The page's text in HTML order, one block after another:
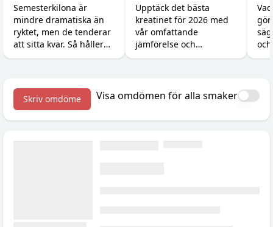
undviker du att lägga
på dig fett
Semesterkilona är
mindre dramatiska än
ryktet, men de tenderar
att sitta kvar. Så håller
du formen utan att
tillskotten som hjälper.
du behöver veta
Upptäck det bästa
kreatinet för 2026 med
vår omfattande
jämförelse och
prisjämförelse.
rätt
Skriv omdöme Visa omdömen för alla smaker